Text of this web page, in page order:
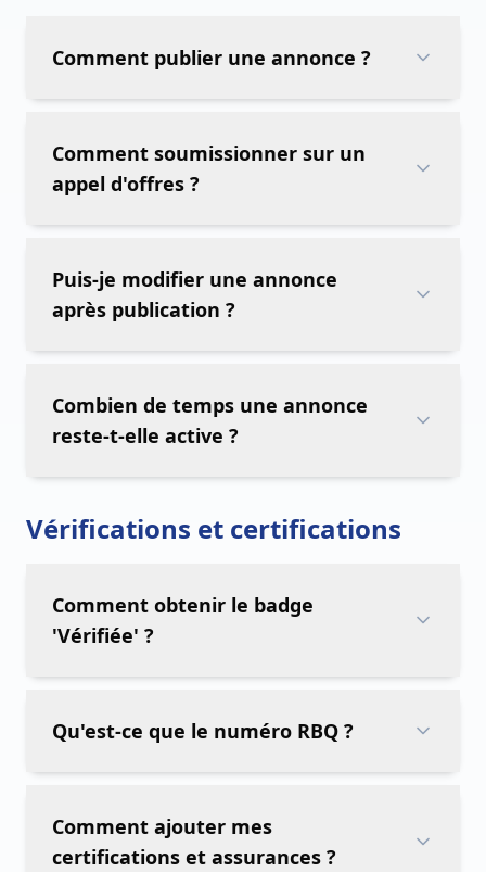
Comment publier une annonce ?
Comment soumissionner sur un
appel d'offres ?
Puis-je modifier une annonce
après publication ?
Combien de temps une annonce
reste-t-elle active ?
Vérifications et certifications
Comment obtenir le badge
'Vérifiée' ?
Qu'est-ce que le numéro RBQ ?
Comment ajouter mes
certifications et assurances ?